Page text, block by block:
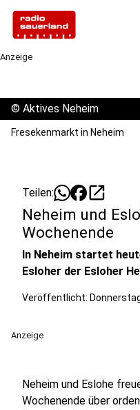
Anzeige
© Aktives Neheim
Fresekenmarkt in Neheim
Teilen: open_in_new
Neheim und
Wochenende
In Neheim startet
Esloher der Esloher
Veröffentlicht:
Anzeige
Neheim und Eslohe
Wochenende über